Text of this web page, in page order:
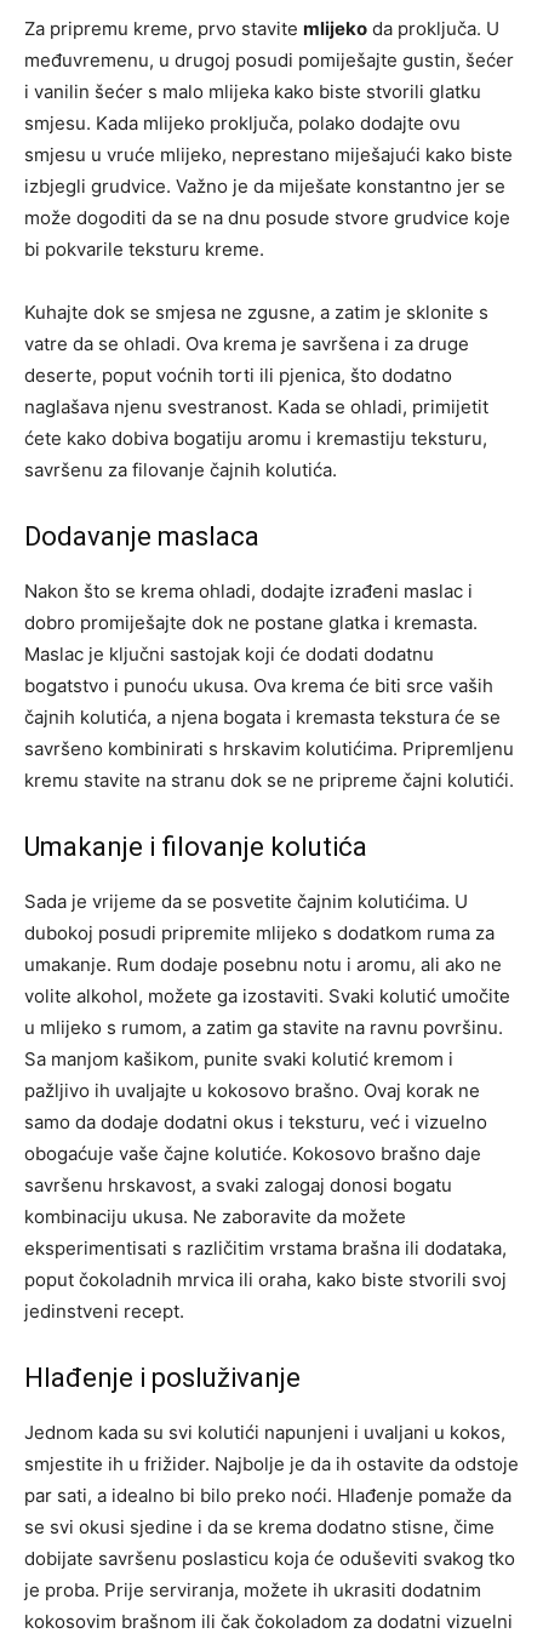
Za pripremu kreme, prvo stavite mlijeko da proključa. U
međuvremenu, u drugoj posudi pomiješajte gustin, šećer
i vanilin šećer s malo mlijeka kako biste stvorili glatku
smjesu. Kada mlijeko proključa, polako dodajte ovu
smjesu u vruće mlijeko, neprestano miješajući kako biste
izbjegli grudvice. Važno je da miješate konstantno jer se
može dogoditi da se na dnu posude stvore grudvice koje
bi pokvarile teksturu kreme.
Kuhajte dok se smjesa ne zgusne, a zatim je sklonite s
vatre da se ohladi. Ova krema je savršena i za druge
deserte, poput voćnih torti ili pjenica, što dodatno
naglašava njenu svestranost. Kada se ohladi, primijetit
ćete kako dobiva bogatiju aromu i kremastiju teksturu,
savršenu za filovanje čajnih kolutića.
Dodavanje maslaca
Nakon što se krema ohladi, dodajte izrađeni maslac i
dobro promiješajte dok ne postane glatka i kremasta.
Maslac je ključni sastojak koji će dodati dodatnu
bogatstvo i punoću ukusa. Ova krema će biti srce vaših
čajnih kolutića, a njena bogata i kremasta tekstura će se
savršeno kombinirati s hrskavim kolutićima. Pripremljenu
kremu stavite na stranu dok se ne pripreme čajni kolutići.
Umakanje i filovanje kolutića
Sada je vrijeme da se posvetite čajnim kolutićima. U
dubokoj posudi pripremite mlijeko s dodatkom ruma za
umakanje. Rum dodaje posebnu notu i aromu, ali ako ne
volite alkohol, možete ga izostaviti. Svaki kolutić umočite
u mlijeko s rumom, a zatim ga stavite na ravnu površinu.
Sa manjom kašikom, punite svaki kolutić kremom i
pažljivo ih uvaljajte u kokosovo brašno. Ovaj korak ne
samo da dodaje dodatni okus i teksturu, već i vizuelno
obogaćuje vaše čajne kolutiće. Kokosovo brašno daje
savršenu hrskavost, a svaki zalogaj donosi bogatu
kombinaciju ukusa. Ne zaboravite da možete
eksperimentisati s različitim vrstama brašna ili dodataka,
poput čokoladnih mrvica ili oraha, kako biste stvorili svoj
jedinstveni recept.
Hlađenje i posluživanje
Jednom kada su svi kolutići napunjeni i uvaljani u kokos,
smjestite ih u frižider. Najbolje je da ih ostavite da odstoje
par sati, a idealno bi bilo preko noći. Hlađenje pomaže da
se svi okusi sjedine i da se krema dodatno stisne, čime
dobijate savršenu poslasticu koja će oduševiti svakog tko
je proba. Prije serviranja, možete ih ukrasiti dodatnim
kokosovim brašnom ili čak čokoladom za dodatni vizuelni